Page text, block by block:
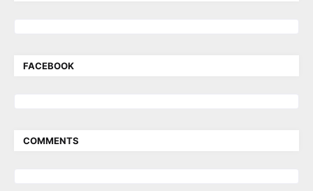
FACEBOOK
COMMENTS